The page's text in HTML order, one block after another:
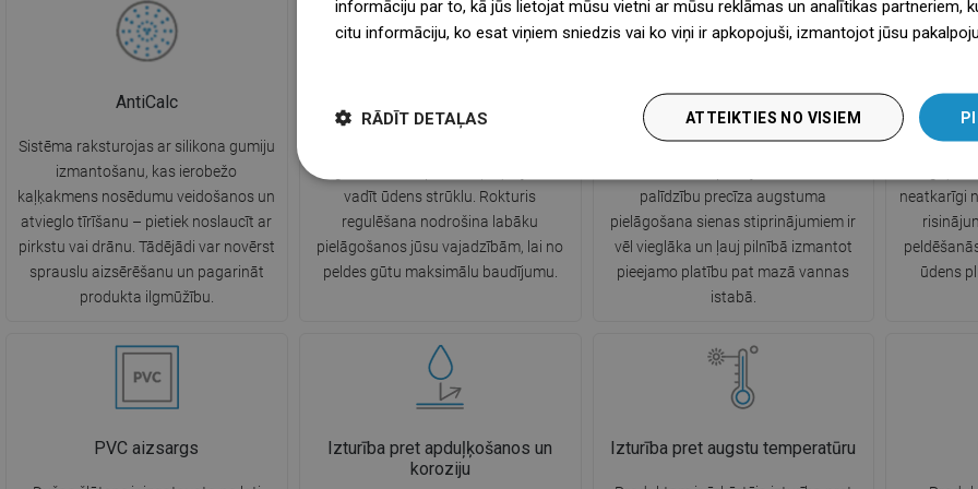
AntiCalc
Sistēma raksturojas ar silikona gumiju
izmantošanu, kas ierobežo
kaļķakmens nosēdumu veidošanos un
atvieglo tīrīšanu – pietiek noslaucīt ar
pirkstu vai drānu. Tādējādi var novērst
sprauslu aizsērēšanu un pagarināt
produkta ilgmūžību.
vadīt ūdens strūklu. Rokturis
regulēšana nodrošina labāku
pielāgošanos jūsu vajadzībām, lai no
peldes gūtu maksimālu baudījumu.
Regulējami montāžas stiprinājumi
Produkts ir aprīkots ar regulējamiem
palīdzību precīza augstuma
pielāgošana sienas stiprinājumiem ir
vēl vieglāka un ļauj pilnībā izmantot
pieejamo platību pat mazā vannas
istabā.
neatkarīgi
ūdens
PVC aizsargs
Izturība pret apduļķošanos un
koroziju
Izturība pret augstu temperatūru
informāciju par to, kā jūs lietojat mūsu vietni ar mūsu reklāmas un analītikas partneriem,
citu informāciju, ko esat viņiem sniedzis vai ko viņi ir apkopojuši, izmantojot jūsu
ATTEIKTIES NO VISIEM
RĀDĪT DETAĻAS